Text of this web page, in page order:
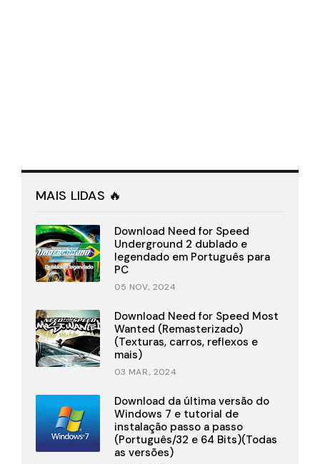
MAIS LIDAS 🔥
Download Need for Speed
Underground 2 dublado e
legendado em Português para
PC
05 NOV., 2024
Download Need for Speed Most
Wanted (Remasterizado)
(Texturas, carros, reflexos e
mais)
03 MAR., 2024
Download da última versão do
Windows 7 e tutorial de
instalação passo a passo
(Português/32 e 64 Bits)(Todas
as versões)